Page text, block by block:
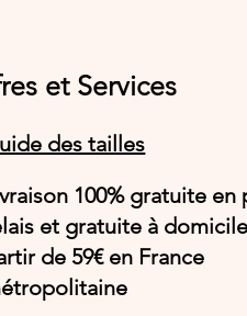
et Services
des tailles
100% gratuite en
et gratuite à
de 59€ en France